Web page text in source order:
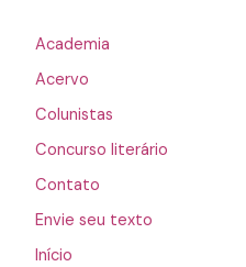
Academia
Acervo
Colunistas
Concurso literário
Contato
Envie seu texto
Início